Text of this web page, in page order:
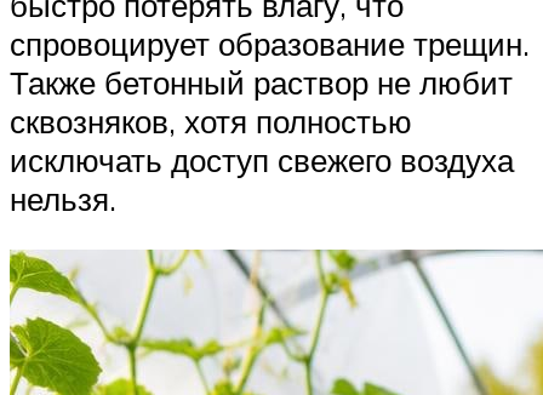
спровоцирует образование трещин.
Также бетонный раствор не любит
сквозняков, хотя полностью
исключать доступ свежего воздуха
нельзя.